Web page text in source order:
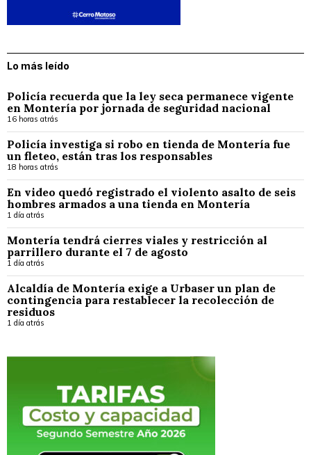
Lo más leído
Policía recuerda que la ley seca permanece vigente
en Montería por jornada de seguridad nacional
16 horas atrás
Policía investiga si robo en tienda de Montería fue
un fleteo, están tras los responsables
18 horas atrás
En video quedó registrado el violento asalto de seis
hombres armados a una tienda en Montería
1 día atrás
Montería tendrá cierres viales y restricción al
parrillero durante el 7 de agosto
1 día atrás
Alcaldía de Montería exige a Urbaser un plan de
contingencia para restablecer la recolección de
residuos
1 día atrás